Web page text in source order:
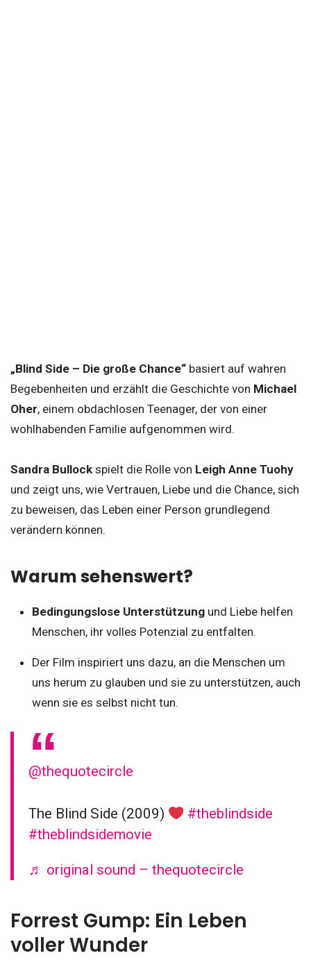
„Blind Side – Die große Chance“ basiert auf wahren
Begebenheiten und erzählt die Geschichte von Michael
Oher, einem obdachlosen Teenager, der von einer
wohlhabenden Familie aufgenommen wird.
Sandra Bullock spielt die Rolle von Leigh Anne Tuohy
und zeigt uns, wie Vertrauen, Liebe und die Chance, sich
zu beweisen, das Leben einer Person grundlegend
verändern können.
Warum sehenswert?
Bedingungslose Unterstützungund Liebe helfen
Menschen, ihr volles Potenzial zu entfalten.
Der Film inspiriert uns dazu, an die Menschen um
uns herum zu glauben und sie zu unterstützen, auch
wenn sie es selbst nicht tun.
@thequotecircle
The Blind Side (2009)
#theblindside
#theblindsidemovie
♬ original sound – thequotecircle
Forrest Gump: Ein Leben
voller Wunder